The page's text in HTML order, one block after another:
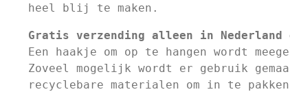
heel blij te maken.
Gratis verzending alleen in Nederland
Een haakje om op te hangen wordt
Zoveel mogelijk wordt er gebruik
recyclebare materialen om in te